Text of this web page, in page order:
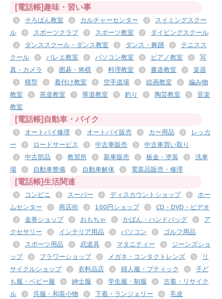
[電話帳]趣味・習い事
そろばん教室 カルチャーセンター
スイミングスクー
ル
スポーツクラブ スポーツ教室
ダイビングスクール
ダンススクール・ダンス教室
ダンス・舞踊
テニスス
クール
バレエ教室 パソコン教室 ピアノ教室
写
真・カメラ
囲碁・将棋 料理教室 書道教室
楽器
模型
着付け教室 空手道場 絵画教室
編み物
教室
茶道教室 華道教室 釣り 陶芸教室
音楽
教室
[電話帳]自動車・バイク
オートバイ修理 オートバイ販売 カー用品
レッカ
ー
ロードサービス 中古車販売
中古車買い取り
中古部品
教習所 新車販売 板金・塗装
洗車
場
自動車整備 自動車解体 電装品販売・修理
[電話帳]生活関連
コンビニ スーパー ディスカウントショップ
ホー
ムセンター
商店街 100円ショップ
CD・DVD・ビデオ
金券ショップ
おもちゃ かばん・ハンドバッグ
ア
クセサリー
インテリア用品 パソコン
ゴルフ用品
スポーツ用品
武道具 マタニティー
ジーンズショ
ップ
フラワーショップ メガネ・コンタクトレンズ
リ
サイクルショップ
衣料品店 婦人服・ブティック
子ど
も服・ベビー服
紳士服 学生服・制服
古着・リサイク
ル
呉服・和装小物 下着・ランジェリー
毛皮